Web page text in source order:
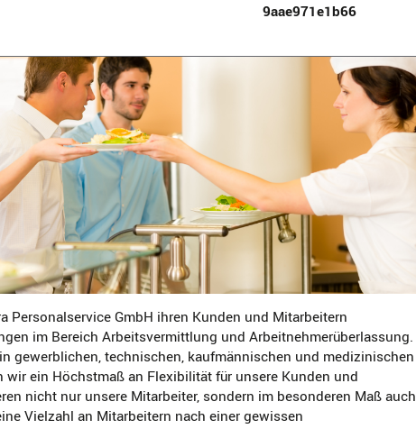
9aae971e1b66
Personalservice GmbH ihren Kunden und Mitarbeitern
im Bereich Arbeitsvermittlung und Arbeitnehmerüberlassung.
gewerblichen, technischen, kaufmännischen und medizinischen
wir ein Höchstmaß an Flexibilität für unsere Kunden und
nicht nur unsere Mitarbeiter, sondern im besonderen Maß auch
Vielzahl an Mitarbeitern nach einer gewissen